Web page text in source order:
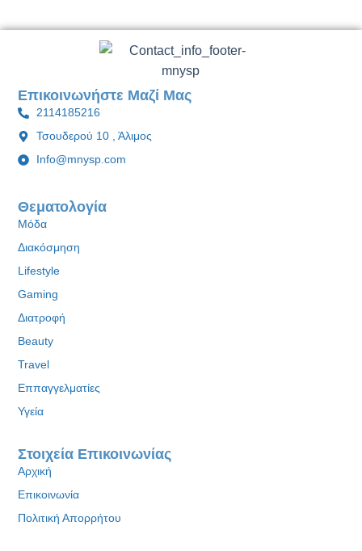
Θεματολογία
Μόδα
Διακόσμηση
Lifestyle
Gaming
Διατροφή
Beauty
Travel
Εππαγγελματίες
Υγεία
Στοιχεία Επικοινωνίας
Αρχική
Επικοινωνία
Πολιτική Απορρήτου
Επικοινωνήστε Μαζί Μας
2114185216
Τσουδερού 10 , Άλιμος
Info@mnysp.com